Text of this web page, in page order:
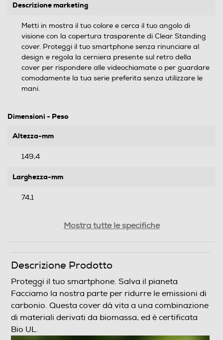
Descrizione marketing
Metti in mostra il tuo colore e cerca il tuo angolo di
visione con la copertura trasparente di Clear Standing
cover. Proteggi il tuo smartphone senza rinunciare al
design e regola la cerniera presente sul retro della
cover per rispondere alle videochiamate o per guardare
comodamente la tua serie preferita senza utilizzare le
mani.
Dimensioni - Peso
Altezza-mm
149,4
Larghezza-mm
74,1
0,043
Informazioni sulla sicurezza del prodotto
Clicca qui
Mostra tutte le specifiche
Descrizione Prodotto
Proteggi il tuo smartphone. Salva il pianeta
Facciamo la nostra parte per ridurre le emissioni di
carbonio. Questa cover dà vita a una combinazione
di materiali derivati da biomassa, ed è certificata
Bio UL.